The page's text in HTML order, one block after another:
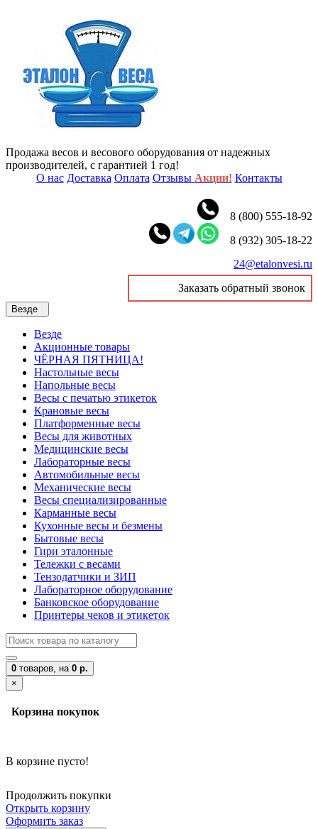
Продажа весов и весового оборудования от надежных
производителей, с гарантией 1 год!
О нас Доставка Оплата Отзывы Акции! Контакты
8 (800) 555-18-92
8 (932) 305-18-22
24@etalonvesi.ru
Заказать обратный звонок
Везде
Везде
Акционные товары
ЧЁРНАЯ ПЯТНИЦА!
Настольные весы
Напольные весы
Весы с печатью этикеток
Крановые весы
Платформенные весы
Весы для животных
Медицинские весы
Лабораторные весы
Автомобильные весы
Механические весы
Весы специализированные
Карманные весы
Кухонные весы и безмены
Бытовые весы
Гири эталонные
Тележки с весами
Тензодатчики и ЗИП
Лабораторное оборудование
Банковское оборудование
Принтеры чеков и этикеток
0 товаров, на 0 р.
×
Корзина покупок
В корзине пусто!
Продолжить покупки
Открыть корзину
Оформить заказ